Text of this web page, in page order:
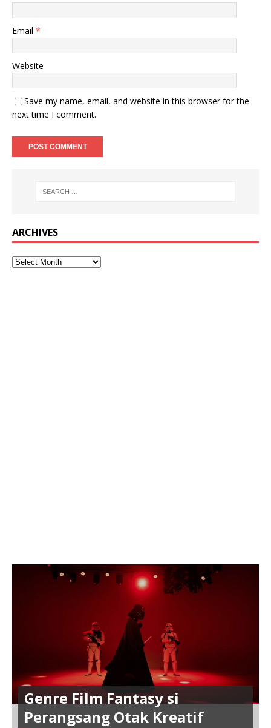
Email *
Website
Save my name, email, and website in this browser for the
next time I comment.
ARCHIVES
Genre Film Fantasy si
Perangsang Otak Kreatif